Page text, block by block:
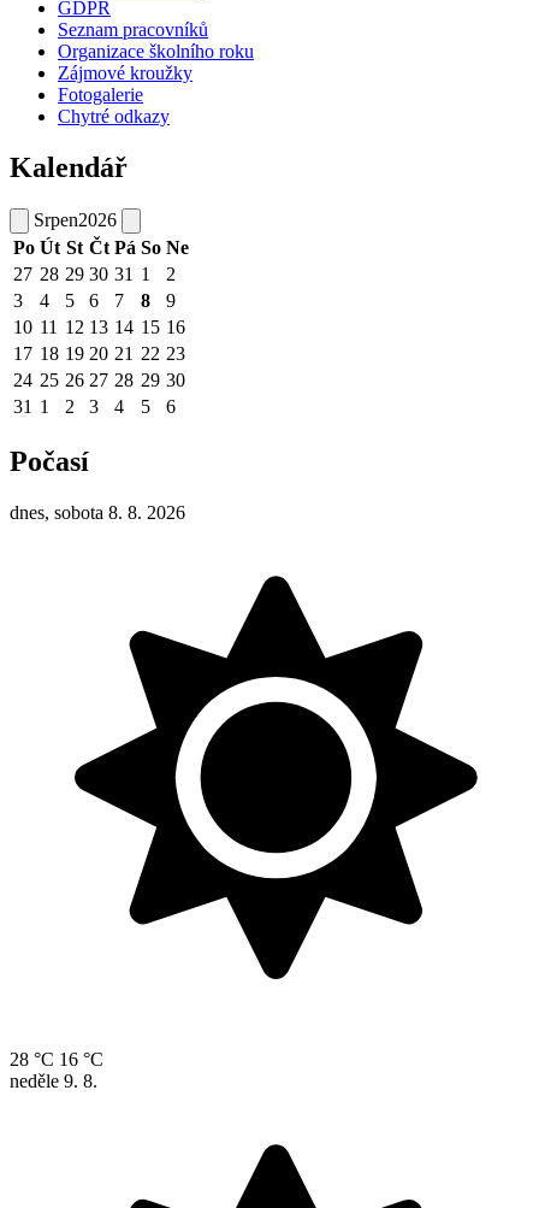
GDPR
Seznam pracovníků
Organizace školního roku
Zájmové kroužky
Fotogalerie
Chytré odkazy
Kalendář
Srpen2026
Po Út St Čt Pá So Ne
27 28 29 30 31 1
2
3
4 5 6 7 8
9
10 11 12 13 14 15 16
17 18 19 20 21 22 23
24 25 26 27 28 29 30
31 1 2 3 4 5 6
Počasí
dnes, sobota 8. 8. 2026
28 °C 16 °C
neděle 9. 8.